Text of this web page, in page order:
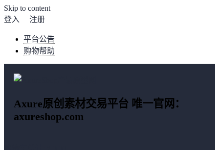
Skip to content
登入
注册
平台公告
购物帮助
Axure原创素材交易平台 唯一官网：
axureshop.com